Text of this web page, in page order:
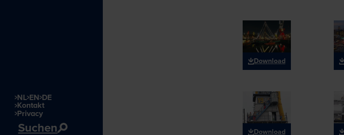
NL EN DE
Kontakt
Privacy
Suchen
Download
Download